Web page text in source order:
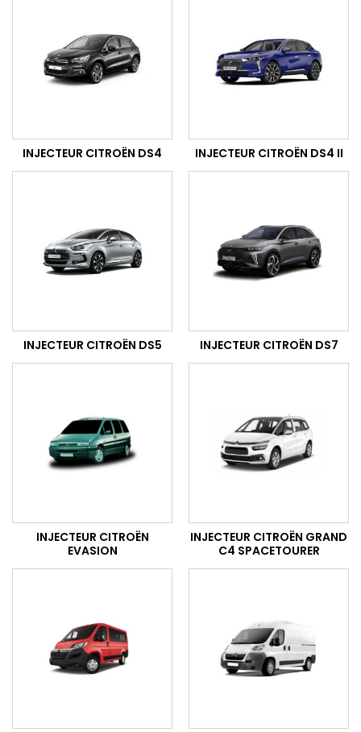
INJECTEUR CITROËN DS4 INJECTEUR CITROËN DS4 II
INJECTEUR CITROËN DS5 INJECTEUR CITROËN DS7
INJECTEUR CITROËN
EVASION
INJECTEUR CITROËN GRAND
C4 SPACETOURER